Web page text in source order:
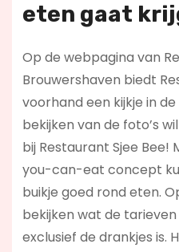
eten gaat
Op de webpagina van
Brouwershaven biedt
voorhand een kijkje in
bekijken van de foto’s
bij Restaurant Sjee
you-can-eat concept
buikje goed rond eten.
bekijken wat de
exclusief de drankjes is.